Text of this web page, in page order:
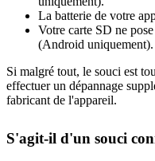
La batterie de votre
Votre carte SD ne
(Android uniquement).
Si malgré tout, le souci est
effectuer un dépannage
fabricant de l'appareil.
S'agit-il d'un souci